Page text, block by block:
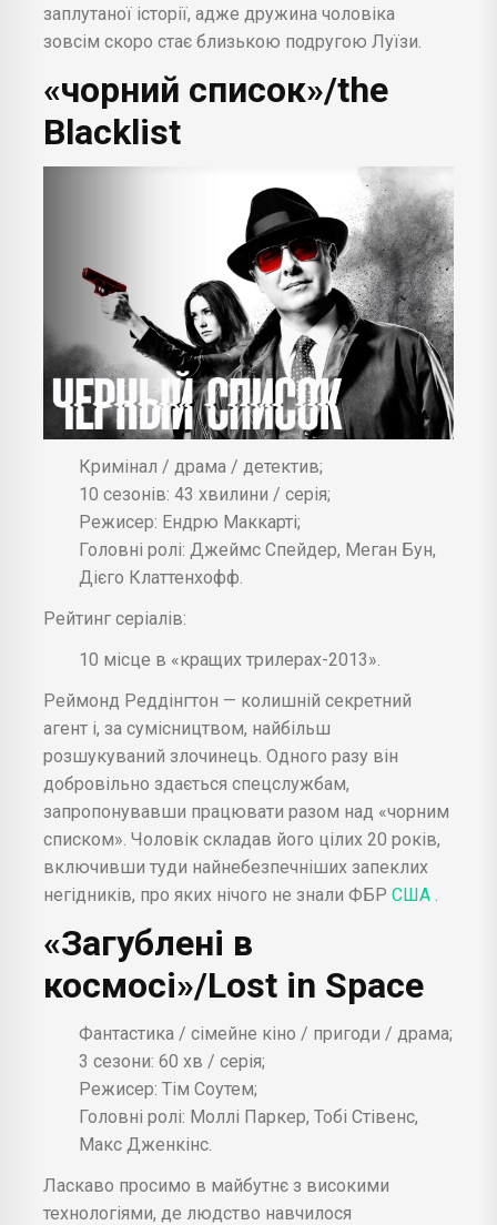
заплутаної історії, адже дружина чоловіка
зовсім скоро стає близькою подругою Луїзи.
«чорний список»/the
Blacklist
Кримінал / драма / детектив;
10 сезонів: 43 хвилини / серія;
Режисер: Ендрю Маккарті;
Головні ролі: Джеймс Спейдер, Меган Бун,
Дієго Клаттенхофф.
Рейтинг серіалів:
10 місце в «кращих трилерах-2013».
Реймонд Реддінгтон — колишній секретний
агент і, за сумісництвом, найбільш
розшукуваний злочинець. Одного разу він
добровільно здається спецслужбам,
запропонувавши працювати разом над «чорним
списком». Чоловік складав його цілих 20 років,
включивши туди найнебезпечніших запеклих
негідників, про яких нічого не знали ФБР США .
«Загублені в
космосі»/Lost in Space
Фантастика / сімейне кіно / пригоди / драма;
3 сезони: 60 хв / серія;
Режисер: Тім Соутем;
Головні ролі: Моллі Паркер, Тобі Стівенс,
Макс Дженкінс.
Ласкаво просимо в майбутнє з високими
технологіями, де людство навчилося